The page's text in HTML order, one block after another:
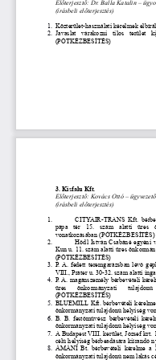
Előterjesztő: Dr. Balla Katalin –
(írásbeli előterjesztés)
1. Közterület-használati kérelmek
2.
Javaslat   várakozni   tilos   terület
(PÓTKÉZBESÍTÉS)
3. Kisfalu Kft.
Előterjesztő: Kovács Ottó –
(írásbeli előterjesztés)
1.
CITYAIR-TRANS Kft.
pápa   tér   15.   szám   alatti   üres
vonatkozásában (PÓTKÉZBESÍTÉS)
2.
Hődl István Csabáné egyéni
Kun u. 11. szám alatti üres
(PÓTKÉZBESÍTÉS)
3.
P. A. fedett teremgarázsban lévő
VIII., Práter u. 30-32. szám alatti
4.
P. A. magánszemély bérbevételi
üres   önkormányzati
(PÓTKÉZBESÍTÉS)
5.
BLUEMILL Kft. bérbevételi
önkormányzati tulajdonú helyiség
6.
B. B. festőművész bérbevételi
önkormányzati tulajdonú helyiség
7.
A Budapest VIII. kerület, József krt.
célú helyiség bérbeadására kiírandó
8.
ÁMÁNI Bt. bérbevételi kérelme a
önkormányzati tulajdonú nem lakás